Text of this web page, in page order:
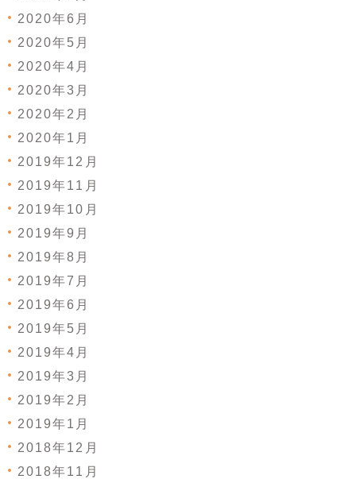
2020年6月
2020年5月
2020年4月
2020年3月
2020年2月
2020年1月
2019年12月
2019年11月
2019年10月
2019年9月
2019年8月
2019年7月
2019年6月
2019年5月
2019年4月
2019年3月
2019年2月
2019年1月
2018年12月
2018年11月